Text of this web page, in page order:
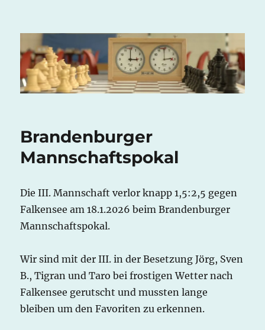
Potsdamer Schachverein Mitte
e.V.
Brandenburger
Mannschaftspokal
Die III. Mannschaft verlor knapp 1,5:2,5 gegen
Falkensee am 18.1.2026 beim Brandenburger
Mannschaftspokal.
Wir sind mit der III. in der Besetzung Jörg, Sven
B., Tigran und Taro bei frostigen Wetter nach
Falkensee gerutscht und mussten lange
bleiben um den Favoriten zu erkennen.